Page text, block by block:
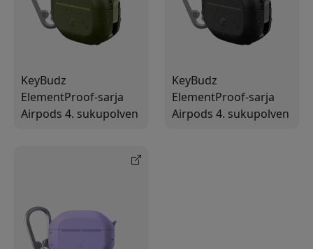
KeyBudz
ElementProof-sarja
Airpods 4. sukupolven
KeyBudz
ElementProof-sarja
Airpods 4. sukupolven